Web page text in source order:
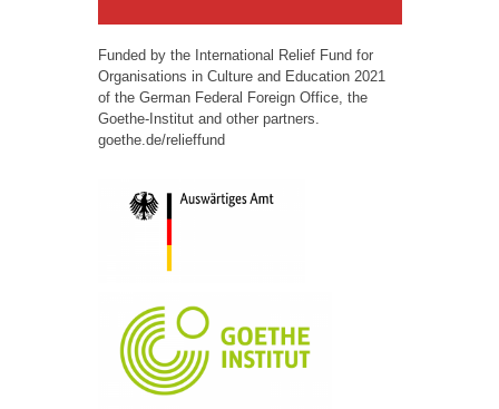
Funded by the International Relief Fund for
Organisations in Culture and Education 2021
of the German Federal Foreign Office, the
Goethe-Institut and other partners.
goethe.de/relieffund